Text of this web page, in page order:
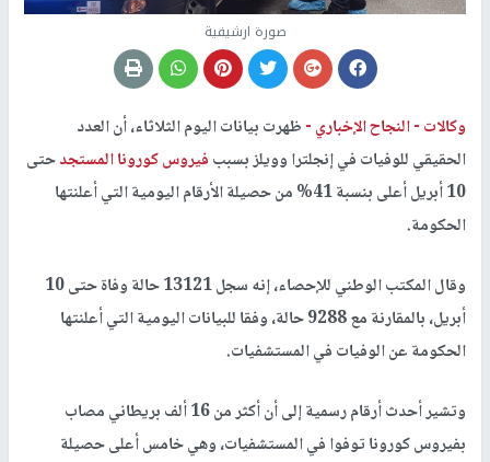
صورة ارشيفية
وكالات -النجاح الإخباري -ظهرت بيانات اليوم الثلاثاء، أن العدد
الحقيقي للوفيات في إنجلترا وويلز بسببفيروس كورونا المستجدحتى
10 أبريل أعلى بنسبة 41% من حصيلة الأرقام اليومية التي أعلنتها
الحكومة.
وقال المكتب الوطني للإحصاء، إنه سجل 13121 حالة وفاة حتى 10
أبريل، بالمقارنة مع 9288 حالة، وفقا للبيانات اليومية التي أعلنتها
الحكومة عن الوفيات في المستشفيات.
وتشير أحدث أرقام رسمية إلى أن أكثر من 16 ألف بريطاني مصاب
بفيروس كورونا توفوا في المستشفيات، وهي خامس أعلى حصيلة